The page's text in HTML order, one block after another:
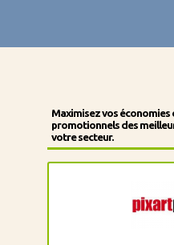
Maximisez vos économies
promotionnels des
votre secteur.